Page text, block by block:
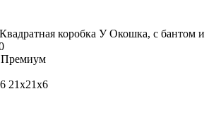
Премиум
21х21х6